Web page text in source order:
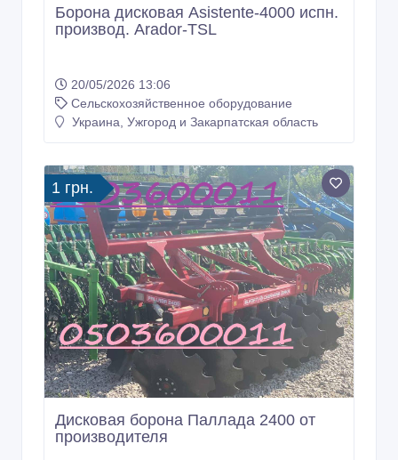
Борона дисковая Asistente-4000 испн.
производ. Arador-TSL
20/05/2026 13:06
Сельскохозяйственное оборудование
Украина, Ужгород и Закарпатская область
1 грн.
Дисковая борона Паллада 2400 от
производителя